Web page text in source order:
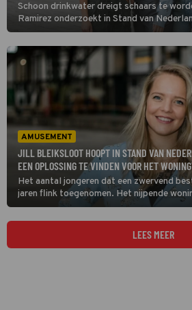
Schoon drinkwater dreigt schaars te
Ramirez onderzoekt in Stand van
duurzame oplossingen zijn om dit
werken wetenschappers aan een
AMUSEMENT
JILL BLEIKSLOOT HOOPT IN STAND VAN
EEN OPLOSSING TE VINDEN VOOR HET
Het aantal jongeren dat een zwervend
jaren flink toegenomen. Het nijpende
oorzaken van deze zorgwekkende trend.
onderzoekt in Stand van Nederland:
LEES MEER